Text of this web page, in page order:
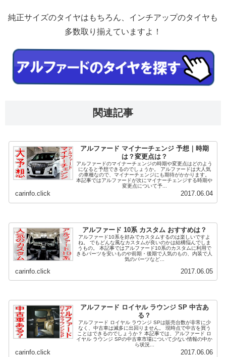
純正サイズのタイヤはもちろん、インチアップのタイヤも
多数取り揃えていますよ！
関連記事
アルファード マイナーチェンジ 予想｜時期
は？変更点は？
アルファードのマイナーチェンジの時期や変更点はどのよう
になると予想できるのでしょうか。 アルファードは大人気
の車種なので、マイナーチェンジにも期待がかかります。
本記事ではアルファードが次にマイナーチェンジする時期や
変更点について予...
carinfo.click 2017.06.04
アルファード 10系 カスタム おすすめは？
アルファード10系を好みでカスタムするのは楽しいですよ
ね。 でもどんな風なカスタムが良いのかは結構悩んでしま
うもの。 本記事ではアルファード10系のカスタムに利用で
きるパーツを安いものや前期・後期で人気のもの、内装で人
気のパーツなど...
carinfo.click 2017.06.05
アルファード ロイヤル ラウンジ SP 中古あ
る？
アルファード ロイヤル ラウンジ SPは販売台数が非常に少
なく、中古車は滅多に出回りません。 現時点で中古を買う
ことはできるのでしょうか？ 本記事では、アルファード ロ
イヤル ラウンジ SPの中古車市場について少ない情報の中か
ら状況...
carinfo.click 2017.06.06